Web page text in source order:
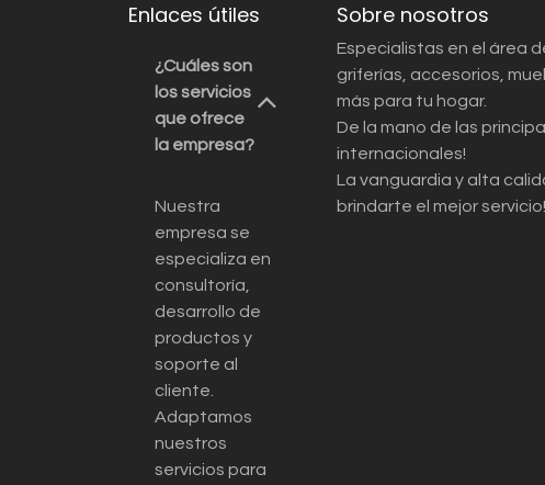
Enlaces útiles
¿Cuáles son
los servicios
que ofrece
la empresa?
Nuestra
empresa se
especializa en
consultoría,
desarrollo de
productos y
soporte al
cliente.
Adaptamos
nuestros
servicios para
Sobre nosotros
Especialistas en el área
griferías, accesorios,
más para tu hogar.
De la mano de las
internacionales!
La vanguardia y alta
brindarte el mejor servicio!